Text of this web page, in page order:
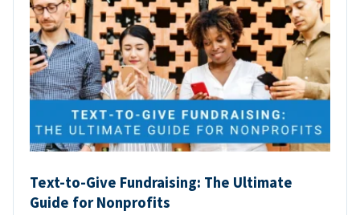
Text-to-Give Fundraising: The Ultimate
Guide for Nonprofits